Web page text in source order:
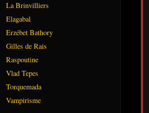
La Brinvilliers
Elagabal
Erzébet Bathory
Gilles de Rais
Raspoutine
Vlad Tepes
Torquemada
Vampirisme